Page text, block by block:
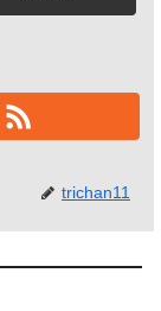
trichan11